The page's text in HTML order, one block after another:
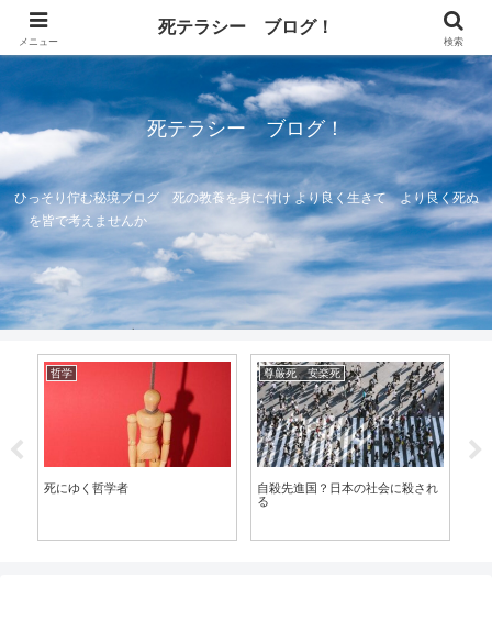
死テラシー ブログ！
ひっそり佇む秘境ブログ 死の教養を身に付け より良く生きて より良く死ぬ
を皆で考えませんか
哲学
死にゆく哲学者
尊厳死 安楽死
自殺先進国？日本の社会に殺され
る
メニュー
死テラシー ブログ！
検索